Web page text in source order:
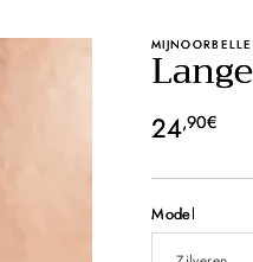
Normale
24,90€
Model